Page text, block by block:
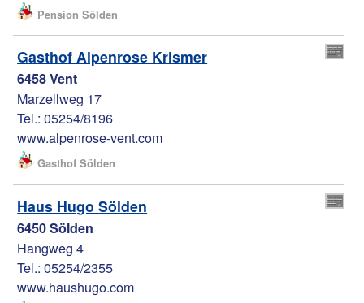
Pension Sölden
Gasthof Alpenrose Krismer
6458 Vent
Marzellweg 17
Tel.: 05254/8196
www.alpenrose-vent.com
Gasthof Sölden
Haus Hugo Sölden
6450 Sölden
Hangweg 4
Tel.: 05254/2355
www.haushugo.com